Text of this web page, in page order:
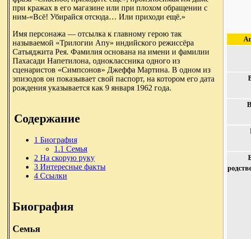
при кражах в его магазине или при плохом обращении с
ним-«Всё! Убирайся отсюда… Или приходи ещё.»
Имя персонажа — отсылка к главному герою так
называемой «Трилогии Апу» индийского режиссёра
Сатьяджита Рея. Фамилия основана на имени и фамилии
Пахасади Напетилона, одноклассника одного из
сценаристов «Симпсонов» Джеффа Мартина. В одном из
эпизодов он показывает свой паспорт, на котором его дата
рождения указывается как 9 января 1962 года.
Содержание
1 Биография
1.1 Семья
2 На скорую руку
3 Интересные факты
4 Ссылки
Биография
Семья